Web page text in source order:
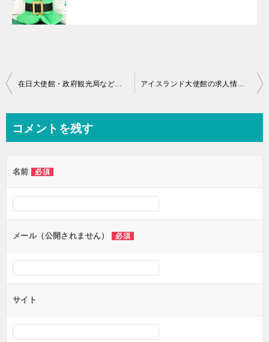
投
ビ
ー
シ
ン
在日大使館・政府観光局など、政府機関の求人情報を入手するための方法 アイスランド大使館の求人情報を探す時の、オススメの情報源
コメントを残す
名前 必須
メール（公開されません） 必須
サイト